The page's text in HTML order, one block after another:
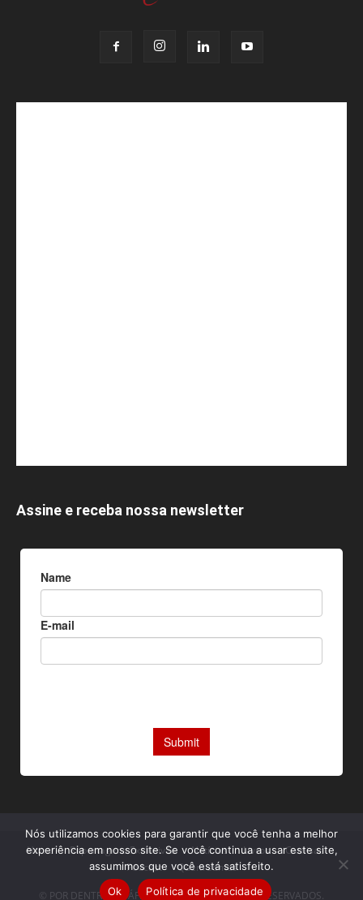
Assine e receba nossa newsletter
Home Reportagens Exclusivas Notícias Livros
Camisas
Podcast
Quem somos
© POR DENTRO DA ÁFRICA. TODOS OS DIREITOS RESERVADOS.
Nós utilizamos cookies para garantir que você tenha a melhor
experiência em nosso site. Se você continua a usar este site,
assumimos que você está satisfeito.
Ok
Política de privacidade